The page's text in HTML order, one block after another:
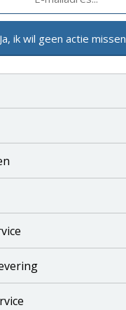
Ja, ik wil geen actie missen